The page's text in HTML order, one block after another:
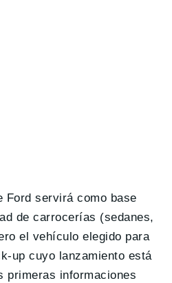
Ford servirá como base
de carrocerías (sedanes,
el vehículo elegido para
up cuyo lanzamiento está
primeras informaciones